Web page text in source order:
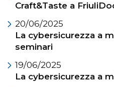
Craft&Taste a
20/06/2025
La cybersicurezza a
seminari
19/06/2025
La cybersicurezza a